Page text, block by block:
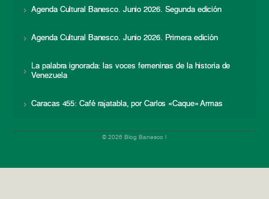
Agenda Cultural Banesco. Junio 2026. Segunda edición
Agenda Cultural Banesco. Junio 2026. Primera edición
La palabra ignorada: las voces femeninas de la historia de
Venezuela
Caracas 455: Café rajatabla, por Carlos «Caque» Armas
© 2026 Blog Banesco |